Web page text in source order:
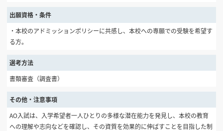
出願資格・条件
・本校のアドミッションポリシーに共感し、本校への専願での受験を希望す
る方。
選考方法
書類審査（調査書）
その他・注意事項
AO入試は、入学希望者一人ひとりの多様な潜在能力を発見し、本校の教育
への理解や志向などを確認し、その資質を効果的に伸ばすことを目指した制